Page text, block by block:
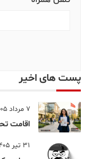
پست های اخیر
7 مرداد 1405
اقامت
31 تیر 1405